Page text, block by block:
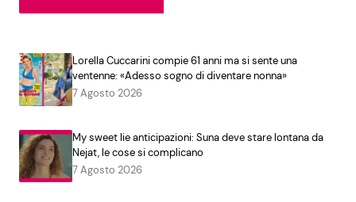
Lorella Cuccarini compie 61 anni ma si sente una
ventenne: «Adesso sogno di diventare nonna»
7 Agosto 2026
My sweet lie anticipazioni: Suna deve stare lontana da
Nejat, le cose si complicano
7 Agosto 2026